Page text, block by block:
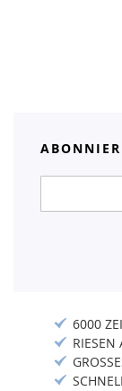
Newsletter:
6000
RIESEN